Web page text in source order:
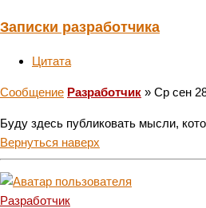
Записки разработчика
Цитата
Сообщение Разработчик » Ср сен
Буду здесь публиковать мысли,
Вернуться наверх
Разработчик